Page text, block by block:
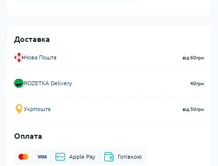
Доставка
Нова Пошта від 60грн
ROZETKA Delivery 40грн
Укрпошта від 50грн
Оплата
Apple Pay Готівкою